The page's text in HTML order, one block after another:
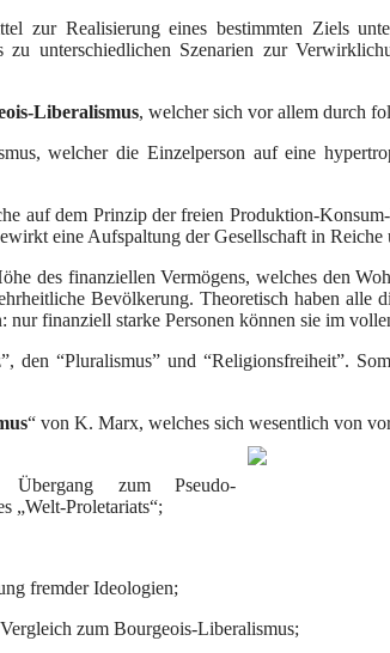
zur Realisierung eines bestimmten Ziels
zu unterschiedlichen Szenarien zur
Liberalismus, welcher sich vor allem durch
welcher die Einzelperson auf eine
auf dem Prinzip der freien Produktion-
eine Aufspaltung der Gesellschaft in Reiche
des finanziellen Vermögens, welches den
Bevölkerung. Theoretisch haben alle
nur finanziell starke Personen können sie im
den “Pluralismus” und “Religionsfreiheit”.
“ von K. Marx, welches sich wesentlich von
Übergang zum Pseudo-
„Welt-Proletariats“;
fremder Ideologien;
zum Bourgeois-Liberalismus;